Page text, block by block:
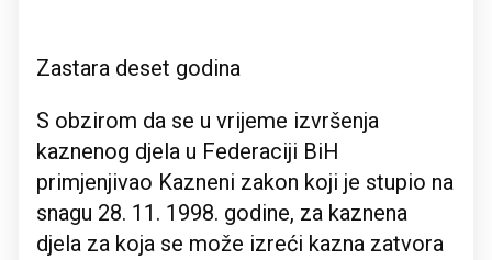
Zastara deset godina
S obzirom da se u vrijeme izvršenja
kaznenog djela u Federaciji BiH
primjenjivao Kazneni zakon koji je stupio na
snagu 28. 11. 1998. godine, za kaznena
djela za koja se može izreći kazna zatvora